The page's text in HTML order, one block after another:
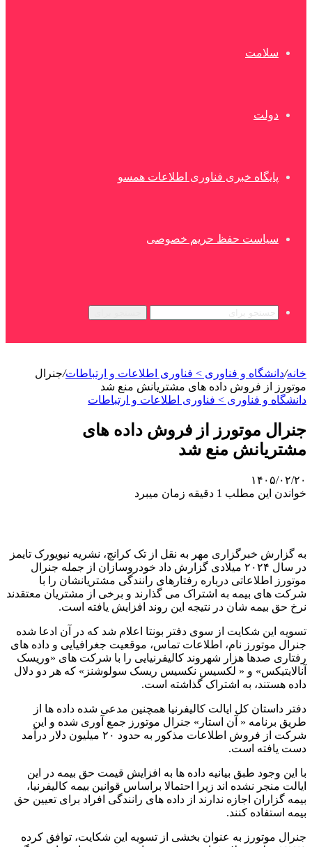
سلامت
دولت
پایگاه خبری فناوری اطلاعات همسو
سیاست حفظ حریم خصوصی
خانه/دانشگاه و فناوری > فناوری اطلاعات و ارتباطات/جنرال
موتورز از فروش داده های مشتریانش منع شد
دانشگاه و فناوری > فناوری اطلاعات و ارتباطات
جنرال موتورز از فروش داده های
مشتریانش منع شد
۱۴۰۵/۰۲/۲۰
خواندن این مطلب 1 دقیقه زمان میبرد
به گزارش خبرگزاری مهر به نقل از تک کرانچ، نشریه نیویورک تایمز
در سال ۲۰۲۴ میلادی گزارش داد خودروسازان از جمله جنرال
موتورز اطلاعاتی درباره رفتارهای رانندگی مشتریانشان را با
شرکت های بیمه به اشتراک می گذارند و برخی از مشتریان معتقدند
نرخ حق بیمه شان در نتیجه این روند افزایش یافته است.
تسویه این شکایت از سوی دفتر بونتا اعلام شد که در آن ادعا شده
جنرال موتورز نام، اطلاعات تماس، موقعیت جغرافیایی و داده های
رفتاری صدها هزار شهروند کالیفرنیایی را با شرکت های «وریسک
آنالایتیکس» و « لکسیس نکسیس ریسک سولوشنز» که هر دو دلال
داده هستند، به اشتراک گذاشته است.
دفتر داستان کل ایالت کالیفرنیا همچنین مدعی شده داده ها از
طریق برنامه « آن استار» جنرال موتورز جمع آوری شده و این
شرکت از فروش اطلاعات مذکور به حدود ۲۰ میلیون دلار درآمد
دست یافته است.
با این وجود طبق بیانیه داده ها به افزایش قیمت حق بیمه در این
ایالت منجر نشده اند زیرا احتمالا براساس قوانین بیمه کالیفرنیا،
بیمه گزاران اجازه ندارند از داده های رانندگی افراد برای تعیین حق
بیمه استفاده کنند.
جنرال موتورز به عنوان بخشی از تسویه این شکایت، توافق کرده